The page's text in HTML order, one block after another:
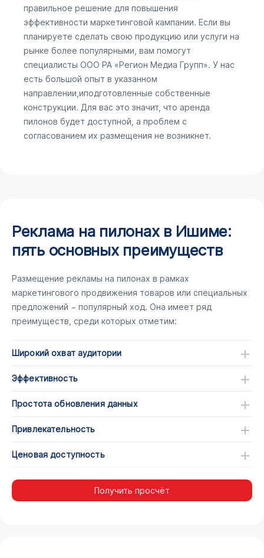
правильное решение для повышения
эффективности маркетинговой кампании. Если вы
планируете сделать свою продукцию или услуги на
рынке более популярными, вам помогут
специалисты ООО РА «Регион Медиа Групп». У нас
есть большой опыт в указанном
направлении,иподготовленные собственные
конструкции. Для вас это значит, что аренда
пилонов будет доступной, а проблем с
согласованием их размещения не возникнет.
Реклама на пилонах в Ишиме:
пять основных преимуществ
Размещение рекламы на пилонах в рамках
маркетингового продвижения товаров или специальных
предложений − популярный ход. Она имеет ряд
преимуществ, среди которых отметим:
Широкий охват аудитории
Эффективность
Простота обновления данных
Привлекательность
Ценовая доступность
Получить просчёт